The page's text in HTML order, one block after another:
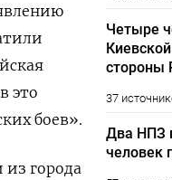
это
боев».
из города